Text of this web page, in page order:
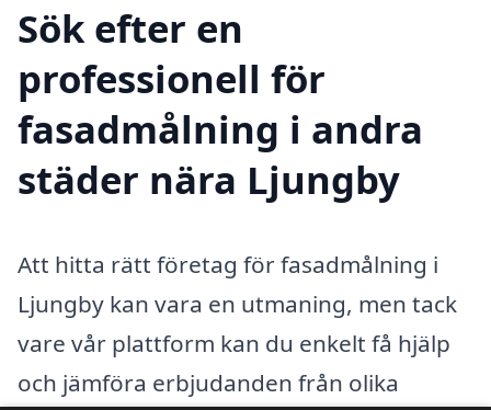
Sök efter en
professionell för
fasadmålning i andra
städer nära Ljungby
Att hitta rätt företag för fasadmålning i
Ljungby kan vara en utmaning, men tack
vare vår plattform kan du enkelt få hjälp
och jämföra erbjudanden från olika